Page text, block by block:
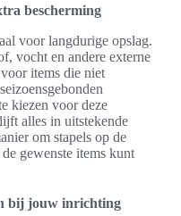
bescherming
voor langdurige opslag.
vocht en andere externe
items die niet
kiezen voor deze
alles in uitstekende
om stapels op de
gewenste items kunt
bij jouw inrichting